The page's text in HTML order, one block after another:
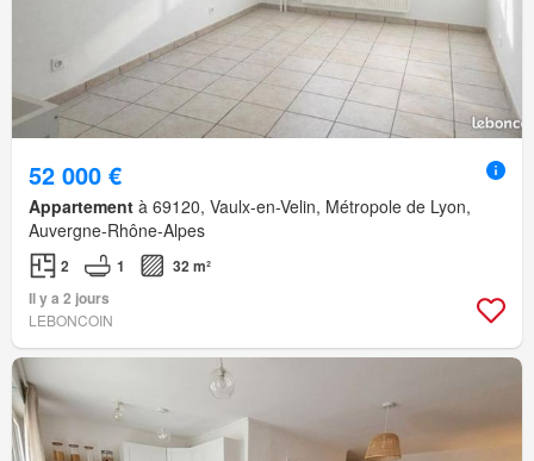
52 000 €
Appartement à 69120, Vaulx-en-Velin, Métropole de Lyon,
Auvergne-Rhône-Alpes
2 1
32 m²
Il y a 2 jours
LEBONCOIN